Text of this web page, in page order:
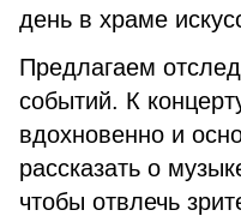
день в храме
Предлагаем
событий. К
вдохновенно и
рассказать о
чтобы отвлечь